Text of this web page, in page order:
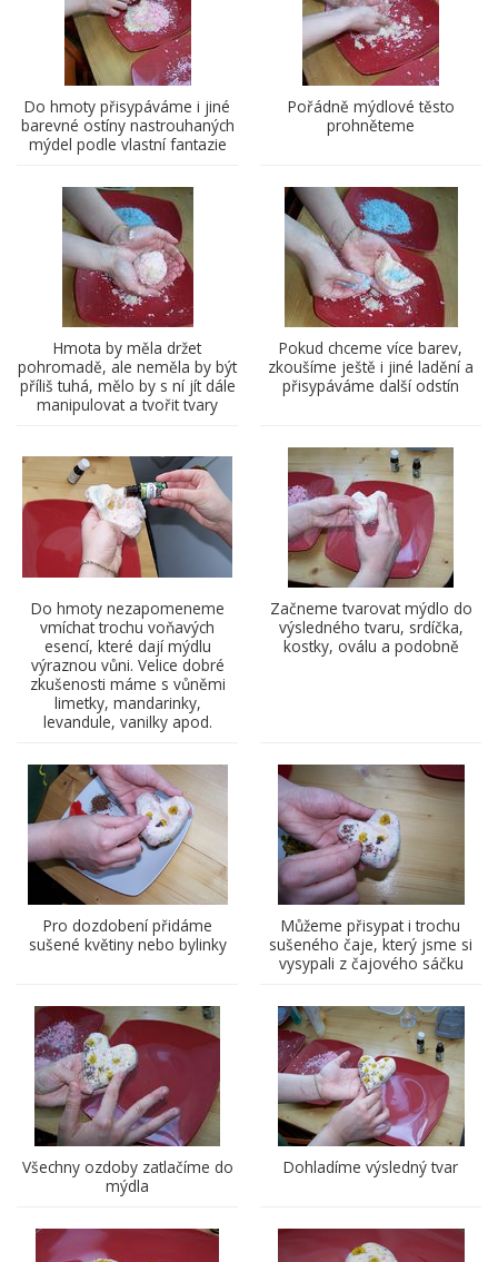
Do hmoty přisypáváme i jiné
barevné ostíny nastrouhaných
mýdel podle vlastní fantazie
Pořádně mýdlové těsto
prohněteme
Hmota by měla držet
pohromadě, ale neměla by být
příliš tuhá, mělo by s ní jít dále
manipulovat a tvořit tvary
Pokud chceme více barev,
zkoušíme ještě i jiné ladění a
přisypáváme další odstín
Do hmoty nezapomeneme
vmíchat trochu voňavých
esencí, které dají mýdlu
výraznou vůni. Velice dobré
zkušenosti máme s vůněmi
limetky, mandarinky,
levandule, vanilky apod.
Začneme tvarovat mýdlo do
výsledného tvaru, srdíčka,
kostky, oválu a podobně
Pro dozdobení přidáme
sušené květiny nebo bylinky
Můžeme přisypat i trochu
sušeného čaje, který jsme si
vysypali z čajového sáčku
Všechny ozdoby zatlačíme do
mýdla
Dohladíme výsledný tvar